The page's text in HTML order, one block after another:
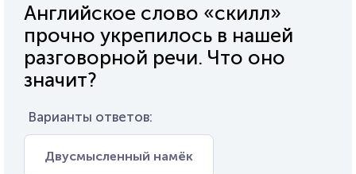
Английское слово «скилл»
прочно укрепилось в нашей
разговорной речи. Что оно
значит?
Варианты ответов:
Двусмысленный намёк